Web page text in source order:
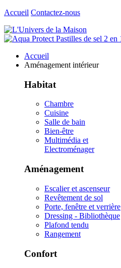
Accueil Contactez-nous
Accueil
Aménagement intérieur
Habitat
Chambre
Cuisine
Salle de bain
Bien-être
Multimédia et
Electroménager
Aménagement
Escalier et ascenseur
Revêtement de sol
Porte, fenêtre et verrière
Dressing - Bibliothèque
Plafond tendu
Rangement
Confort